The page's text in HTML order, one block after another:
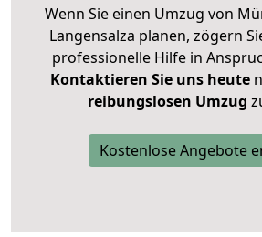
Wenn Sie einen Umzug von
Langensalza planen, zögern
professionelle Hilfe in
Kontaktieren Sie uns heute
reibungslosen Umzug
Kostenlose Angebote